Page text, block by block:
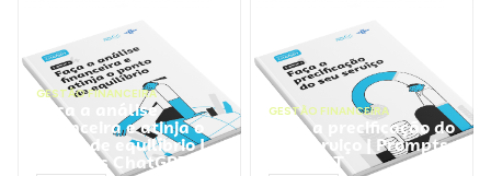
GESTÃO FINANCEIRA
Faça a análise
financeira e atinja o
ponto de equilíbrio |
Prompts ChatGPT
GESTÃO FINANCEIRA
Faça a precificação do
seu serviço | Prompts
ChatGPT